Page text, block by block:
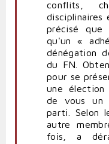
conflits,
disciplinaires
précisé que
qu'un «
dénégation
du FN.
pour se
une
de vous un
parti. Selon
autre
fois, a